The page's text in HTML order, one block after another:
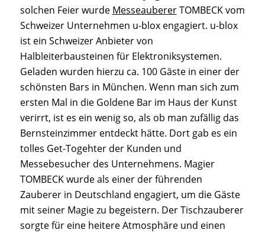
solchen Feier wurde MesseaubererTOMBECK vom
Schweizer Unternehmen u-blox engagiert. u-blox
ist ein Schweizer Anbieter von
Halbleiterbausteinen für Elektroniksystemen.
Geladen wurden hierzu ca. 100 Gäste in einer der
schönsten Bars in München. Wenn man sich zum
ersten Mal in die Goldene Bar im Haus der Kunst
verirrt, ist es ein wenig so, als ob man zufällig das
Bernsteinzimmer entdeckt hätte. Dort gab es ein
tolles Get-Togehter der Kunden und
Messebesucher des Unternehmens. Magier
TOMBECK wurde als einer der führenden
Zauberer in Deutschland engagiert, um die Gäste
mit seiner Magie zu begeistern. Der Tischzauberer
sorgte für eine heitere Atmosphäre und einen